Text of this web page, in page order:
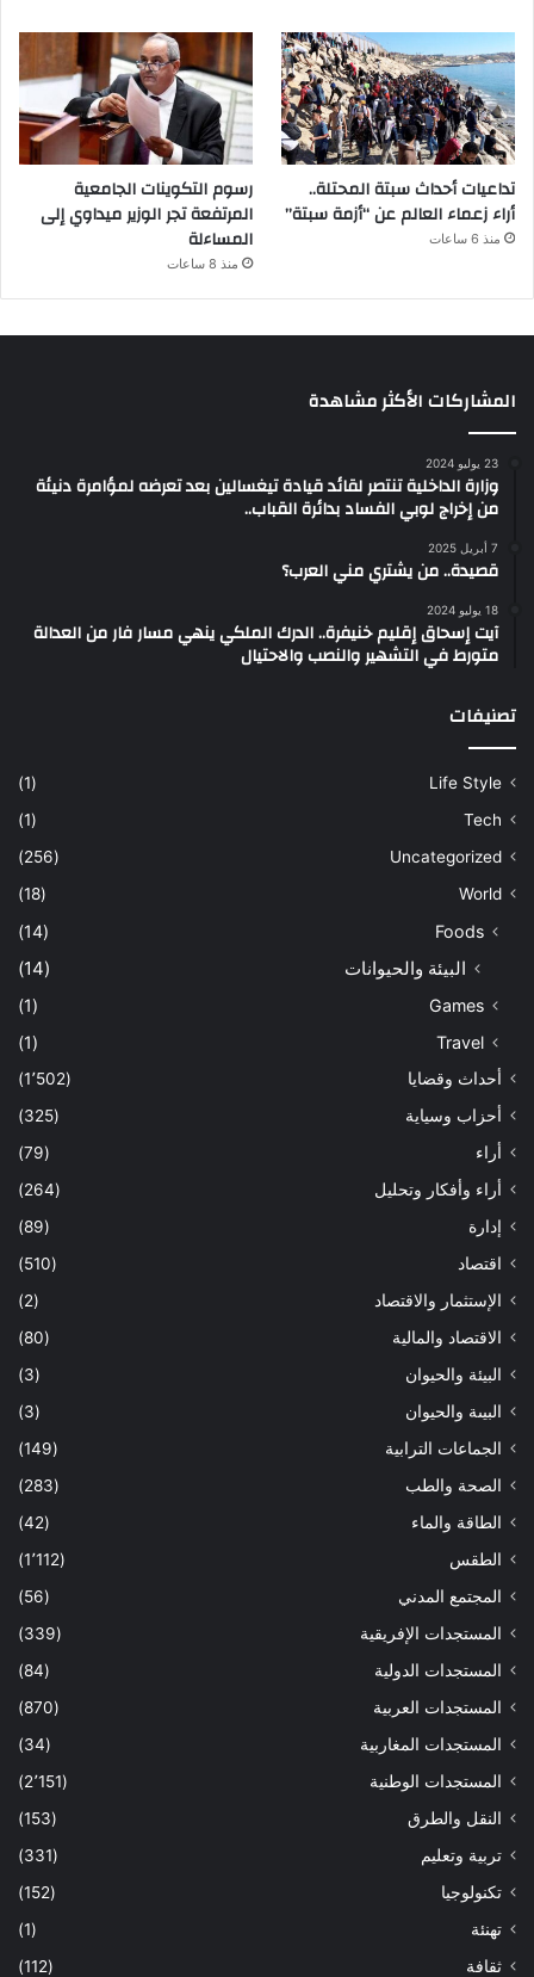
تداعيات أحداث سبتة المحتلة..
أراء زعماء العالم عن “أزمة سبتة”
منذ 6 ساعات
رسوم التكوينات الجامعية
المرتفعة تجر الوزير ميداوي إلى
المساءلة
منذ 8 ساعات
المشاركات الأكثر مشاهدة
23 يوليو 2024
وزارة الداخلية تنتصر لقائد قيادة تيغسالين بعد تعرضه لمؤامرة دنيئة
من إخراج لوبي الفساد بدائرة القباب..
7 أبريل 2025
قصيدة.. من يشتري مني العرب؟
18 يوليو 2024
آيت إسحاق إقليم خنيفرة.. الدرك الملكي ينهي مسار فار من العدالة
متورط في التشهير والنصب والاحتيال
تصنيفات
Life Style
(1)
Tech
(1)
Uncategorized
(256)
World
(18)
Foods
(14)
البيئة والحيوانات (14)
Games
(1)
Travel
(1)
أحداث وقضايا
(1٬502)
أحزاب وسياية
(325)
أراء
(79)
أراء وأفكار وتحليل
(264)
إدارة
(89)
اقتصاد
(510)
الإستثمار والاقتصاد
(2)
الاقتصاد والمالية
(80)
البيئة والحيوان
(3)
البيىة والحيوان
(3)
الجماعات الترابية
(149)
الصحة والطب
(283)
الطاقة والماء
(42)
الطقس
(1٬112)
المجتمع المدني
(56)
المستجدات الإفريقية
(339)
المستجدات الدولية
(84)
المستجدات العربية
(870)
المستجدات المغاربية
(34)
المستجدات الوطنية
(2٬151)
النقل والطرق
(153)
تربية وتعليم
(331)
تكنولوجيا
(152)
تهنئة
(1)
ثقافة
(112)